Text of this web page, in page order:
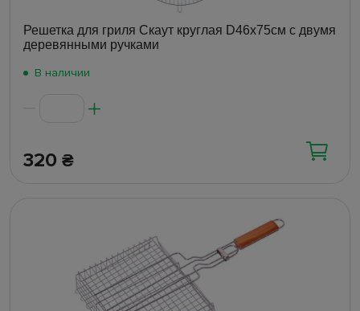
Решетка для гриля Скаут круглая D46х75см с двумя
деревянными ручками
В наличии
320 ₴